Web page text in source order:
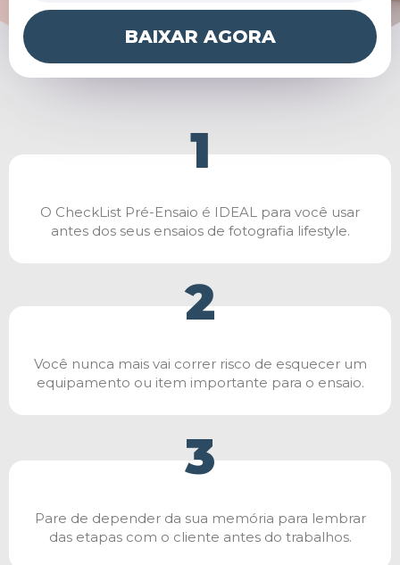
BAIXAR AGORA
1
O CheckList Pré-Ensaio é IDEAL para você usar
antes dos seus ensaios de fotografia lifestyle.
2
Você nunca mais vai correr risco de esquecer um
equipamento ou item importante para o ensaio.
3
Pare de depender da sua memória para lembrar
das etapas com o cliente antes do trabalhos.